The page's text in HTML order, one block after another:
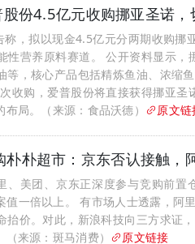
份4.5亿元收购挪亚圣诺
，拟以现金4.5亿元分两期收购
性营养原料赛道。 公开资料显示
等，核心产品包括精炼鱼油、浓缩
收购，爱普股份将直接获得挪亚
局。（来源：食品沃德）
原文链
朴超市：京东否认接触，
、美团、京东正深度参与竞购前置
值一倍以上。 有市场人士透露，阿
抬价。对此，新浪科技向三方求证
来源：斑马消费）
原文链接